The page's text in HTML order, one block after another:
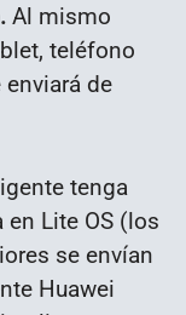
Al mismo
teléfono
de
tenga
en Lite OS (los
se envían
Huawei